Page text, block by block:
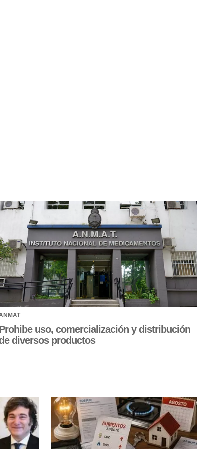
uso, comercialización y distribución
diversos productos